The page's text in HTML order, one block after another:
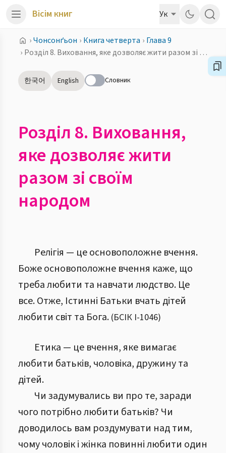
Вісім книг Ук
›Чонсонґьон › Книга четверта › Глава 9
›
Розділ 8. Виховання, яке дозволяє жити разом зі своїм народом
한국어 English Словник
Розділ 8. Виховання,
яке дозволяє жити
разом зі своїм
народом
Релігія — це основоположне вчення.
Боже основоположне вчення каже, що
треба любити та навчати людство. Це
все. Отже, Істинні Батьки вчать дітей
любити світ та Бога. (БСІК І-1046)
Етика — це вчення, яке вимагає
любити батьків, чоловіка, дружину та
дітей.
Чи задумувались ви про те, заради
чого потрібно любити батьків? Чи
доводилось вам роздумувати над тим,
чому чоловік і жінка повинні любити один